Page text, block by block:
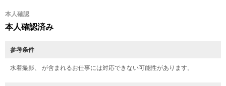
本人確認
本人確認済み
参考条件
水着撮影、 が含まれるお仕事には対応できない可能性があります。